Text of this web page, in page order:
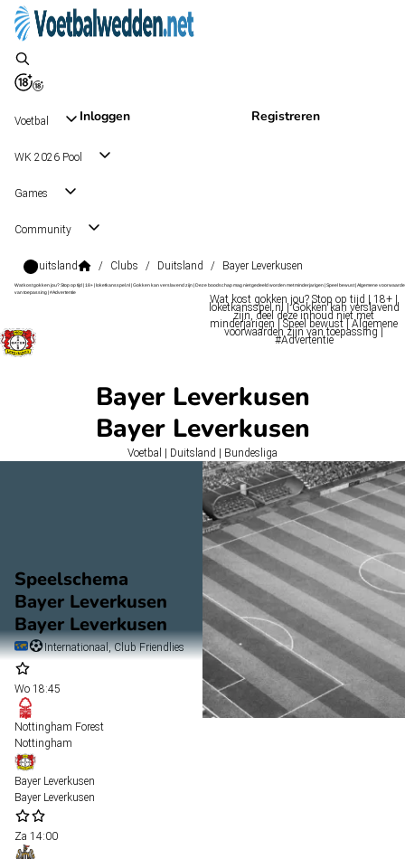
Inloggen Registreren
Voetbal
WK 2026 Pool
Games
Community
Duitsland / Clubs / Duitsland / Bayer Leverkusen
Wat kost gokken jou? Stop op tijd | 18+ | loketkansspel.nl | Gokken kan verslavend zijn | Deze boodschap mag niet gedeeld worden met minderjarigen | Speel bewust | Algemene
van toepassing | #Advertentie
Wat kost gokken jou? Stop op tijd | 18+ |
loketkansspel.nl | Gokken kan verslavend
zijn, deel deze inhoud niet met
minderjarigen | Speel bewust | Algemene
voorwaarden zijn van toepassing |
#Advertentie
Bayer Leverkusen
Bayer Leverkusen
Voetbal | Duitsland | Bundesliga
Speelschema
Bayer Leverkusen
Bayer Leverkusen
Internationaal, Club Friendlies
Wo 18:45
Nottingham Forest
Nottingham
Bayer Leverkusen
Bayer Leverkusen
Za 14:00